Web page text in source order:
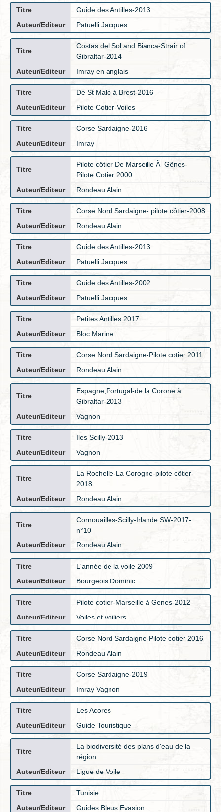
Guide des Antilles-2013
Patuelli Jacques
Costas del Sol and Bianca-Strair of
Gibraltar-2014
Imray en anglais
De St Malo à Brest-2016
Pilote Cotier-Voiles
Corse Sardaigne-2016
Imray
Pilote côtier De Marseille Ã Gênes-
Pilote Cotier 2000
Rondeau Alain
Corse Nord Sardaigne- pilote côtier-2008
Rondeau Alain
Guide des Antilles-2013
Patuelli Jacques
Guide des Antilles-2002
Patuelli Jacques
Petites Antilles 2017
Bloc Marine
Corse Nord Sardaigne-Pilote cotier 2011
Rondeau Alain
Espagne,Portugal-de la Corone à
Gibraltar-2013
Vagnon
Iles Scilly-2013
Vagnon
La Rochelle-La Corogne-pilote côtier-
2018
Rondeau Alain
Cornouailles-Scilly-Irlande SW-2017-
n°10
Rondeau Alain
L'année de la voile 2009
Bourgeois Dominic
Pilote cotier-Marseille à Genes-2012
Voiles et voiliers
Corse Nord Sardaigne-Pilote cotier 2016
Rondeau Alain
Corse Sardaigne-2019
Imray Vagnon
Les Acores
Guide Touristique
La biodiversité des plans d'eau de la
région
Ligue de Voile
Tunisie
Guides Bleus Evasion